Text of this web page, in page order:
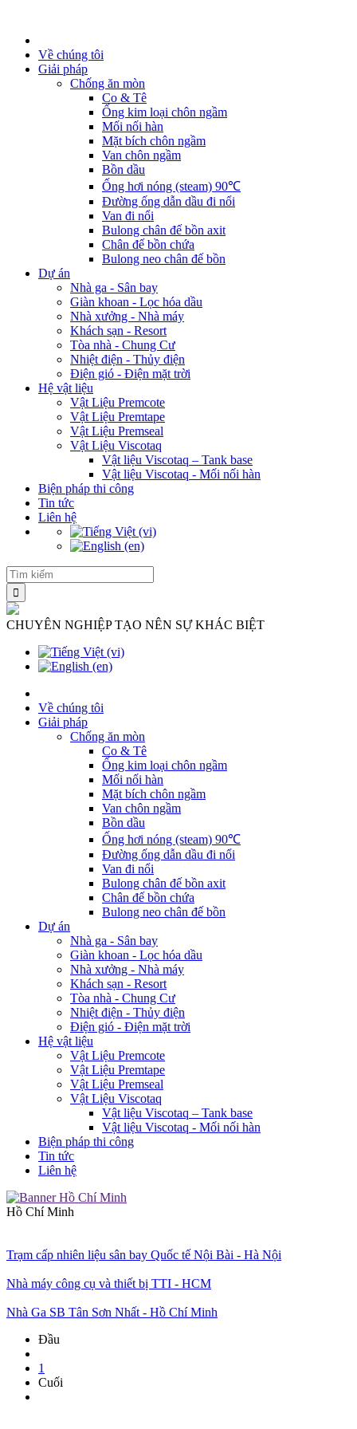
Về chúng tôi
Giải pháp
Chống ăn mòn
Co & Tê
Ống kim loại chôn ngầm
Mối nối hàn
Mặt bích chôn ngầm
Van chôn ngầm
Bồn dầu
Ống hơi nóng (steam) 90℃
Đường ống dẫn dầu đi nổi
Van đi nổi
Bulong chân đế bồn axit
Chân đế bồn chứa
Bulong neo chân đế bồn
Dự án
Nhà ga - Sân bay
Giàn khoan - Lọc hóa dầu
Nhà xưởng - Nhà máy
Khách sạn - Resort
Tòa nhà - Chung Cư
Nhiệt điện - Thủy điện
Điện gió - Điện mặt trời
Hệ vật liệu
Vật Liệu Premcote
Vật Liệu Premtape
Vật Liệu Premseal
Vật Liệu Viscotaq
Vật liệu Viscotaq – Tank base
Vật liệu Viscotaq - Mối nối hàn
Biện pháp thi công
Tin tức
Liên hệ
CHUYÊN NGHIỆP TẠO NÊN SỰ KHÁC BIỆT
Về chúng tôi
Giải pháp
Chống ăn mòn
Co & Tê
Ống kim loại chôn ngầm
Mối nối hàn
Mặt bích chôn ngầm
Van chôn ngầm
Bồn dầu
Ống hơi nóng (steam) 90℃
Đường ống dẫn dầu đi nổi
Van đi nổi
Bulong chân đế bồn axit
Chân đế bồn chứa
Bulong neo chân đế bồn
Dự án
Nhà ga - Sân bay
Giàn khoan - Lọc hóa dầu
Nhà xưởng - Nhà máy
Khách sạn - Resort
Tòa nhà - Chung Cư
Nhiệt điện - Thủy điện
Điện gió - Điện mặt trời
Hệ vật liệu
Vật Liệu Premcote
Vật Liệu Premtape
Vật Liệu Premseal
Vật Liệu Viscotaq
Vật liệu Viscotaq – Tank base
Vật liệu Viscotaq - Mối nối hàn
Biện pháp thi công
Tin tức
Liên hệ
Hồ Chí Minh
Trạm cấp nhiên liệu sân bay Quốc tế Nội Bài - Hà Nội
Nhà máy công cụ và thiết bị TTI - HCM
Nhà Ga SB Tân Sơn Nhất - Hồ Chí Minh
Đầu
1
Cuối